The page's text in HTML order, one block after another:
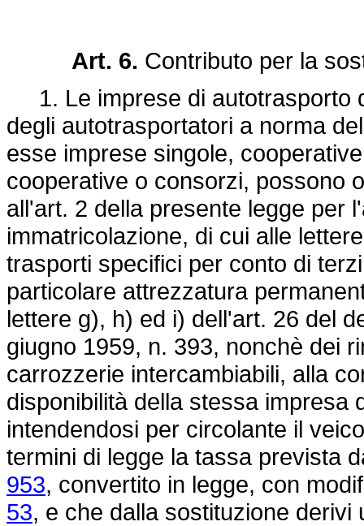
Art. 6. Contributo per la
1. Le imprese di autotrasporto
degli autotrasportatori a norma
esse imprese singole,
cooperative o consorzi, possono
all'art. 2 della presente legge per
immatricolazione, di cui alle
trasporti specifici per conto di
particolare attrezzatura
lettere g), h) ed i) dell'art. 26 del
giugno 1959, n. 393, nonchè dei
carrozzerie intercambiabili, alla
disponibilità della stessa impresa
intendendosi per circolante il
termini di legge la tassa prevista
953, convertito in legge, con
53, e che dalla sostituzione